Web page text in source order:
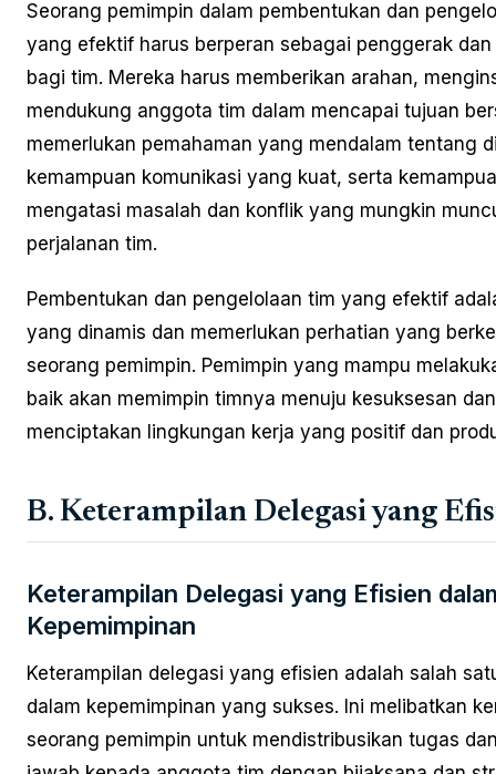
Seorang pemimpin dalam pembentukan dan
yang efektif harus berperan sebagai penggerak
bagi tim. Mereka harus memberikan arahan,
mendukung anggota tim dalam mencapai tujuan
memerlukan pemahaman yang mendalam tentang
kemampuan komunikasi yang kuat, serta
mengatasi masalah dan konflik yang mungkin
perjalanan tim.
Pembentukan dan pengelolaan tim yang efektif
yang dinamis dan memerlukan perhatian yang
seorang pemimpin. Pemimpin yang mampu
baik akan memimpin timnya menuju kesuksesan dan
menciptakan lingkungan kerja yang positif dan
B. Keterampilan Delegasi yang
Keterampilan Delegasi yang Efisien
Kepemimpinan
Keterampilan delegasi yang efisien adalah salah
dalam kepemimpinan yang sukses. Ini melibatkan
seorang pemimpin untuk mendistribusikan tugas